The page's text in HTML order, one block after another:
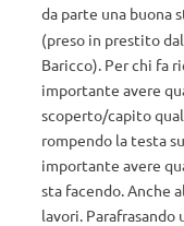
da parte una buona
(preso in prestito
Baricco). Per chi fa
importante avere
scoperto/capito
rompendo la testa
importante avere
sta facendo. Anche
lavori. Parafrasando